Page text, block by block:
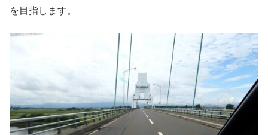
を目指します。